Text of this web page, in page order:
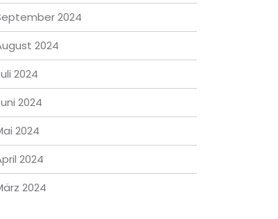
2024
2024
2024
2024
2024
2024
2024